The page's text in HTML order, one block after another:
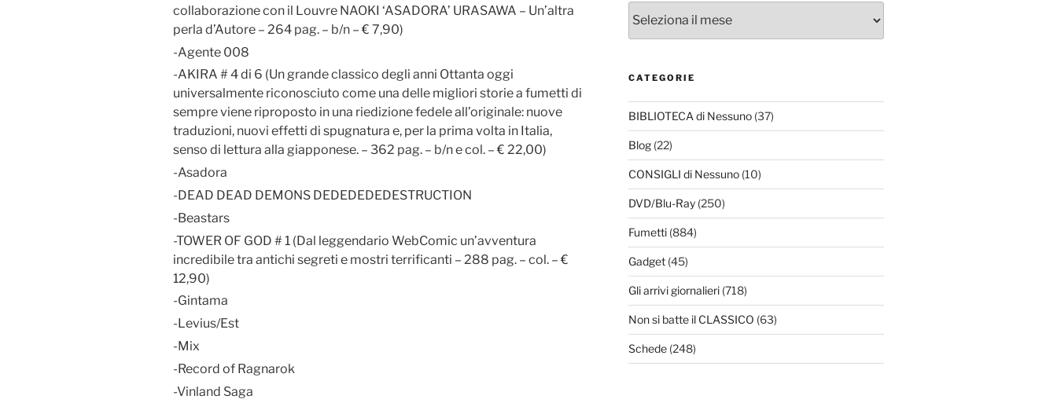
collaborazione con il Louvre NAOKI ‘ASADORA’ URASAWA – Un’altra
perla d’Autore – 264 pag. – b/n – € 7,90)
-Agente 008
-AKIRA # 4 di 6 (Un grande classico degli anni Ottanta oggi
universalmente riconosciuto come una delle migliori storie a fumetti di
sempre viene riproposto in una riedizione fedele all’originale: nuove
traduzioni, nuovi effetti di spugnatura e, per la prima volta in Italia,
senso di lettura alla giapponese. – 362 pag. – b/n e col. – € 22,00)
-Asadora
-DEAD DEAD DEMONS DEDEDEDEDESTRUCTION
-Beastars
-TOWER OF GOD # 1 (Dal leggendario WebComic un’avventura
incredibile tra antichi segreti e mostri terrificanti – 288 pag. – col. – €
12,90)
-Gintama
-Levius/Est
-Mix
-Record of Ragnarok
-Vinland Saga
CATEGORIE
BIBLIOTECA di Nessuno(37)
Blog(22)
CONSIGLI di Nessuno(10)
DVD/Blu-Ray(250)
Fumetti(884)
Gadget(45)
Gli arrivi giornalieri(718)
Non si batte il CLASSICO (63)
Schede(248)